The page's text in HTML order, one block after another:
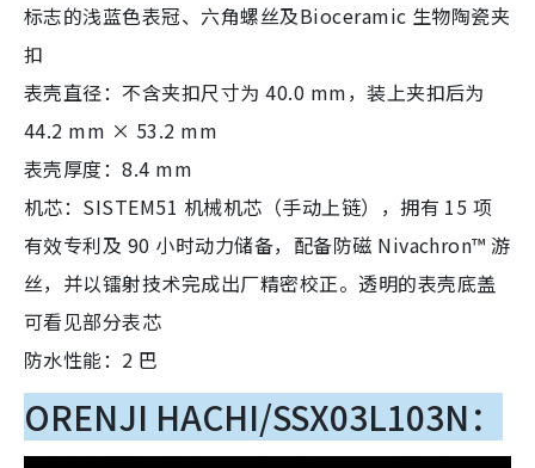
标志的浅蓝色表冠、六角螺丝及Bioceramic 生物陶瓷夹
扣
表壳直径：不含夹扣尺寸为 40.0 mm，装上夹扣后为
44.2 mm × 53.2 mm
表壳厚度：8.4 mm
机芯：SISTEM51 机械机芯（手动上链），拥有 15 项
有效专利及 90 小时动力储备，配备防磁 Nivachron™ 游
丝，并以镭射技术完成出厂精密校正。透明的表壳底盖
可看见部分表芯
防水性能：2 巴
ORENJI HACHI/SSX03L103N：